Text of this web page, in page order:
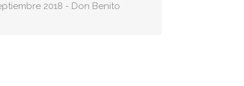
2018 - Don Benito